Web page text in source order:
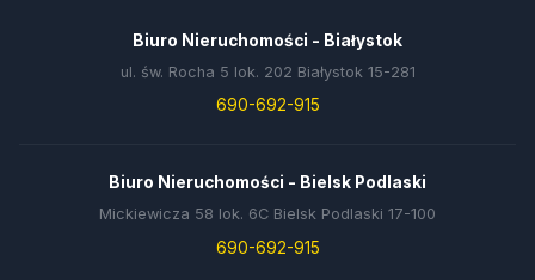
Biuro Nieruchomości - Białystok
ul. św. Rocha 5 lok. 202 Białystok 15-281
690-692-915
Biuro Nieruchomości - Bielsk Podlaski
Mickiewicza 58 lok. 6C Bielsk Podlaski 17-100
690-692-915